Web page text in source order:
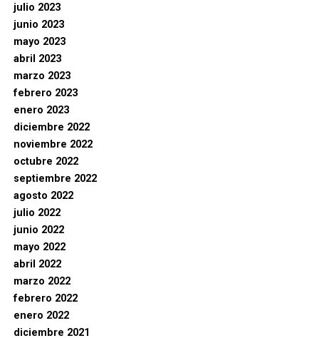
julio 2023
junio 2023
mayo 2023
abril 2023
marzo 2023
febrero 2023
enero 2023
diciembre 2022
noviembre 2022
octubre 2022
septiembre 2022
agosto 2022
julio 2022
junio 2022
mayo 2022
abril 2022
marzo 2022
febrero 2022
enero 2022
diciembre 2021